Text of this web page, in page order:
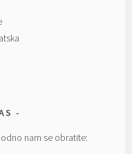
nam se obratite: